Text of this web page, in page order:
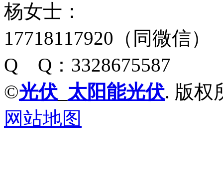
杨女士：
17718117920（同微信）
Q Q：3328675587
©光伏 太阳能光伏. 版权
网站地图